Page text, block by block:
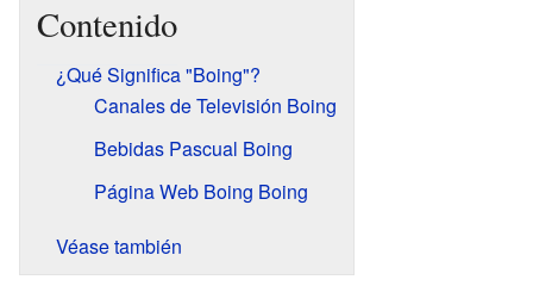
Contenido
¿Qué Significa "Boing"?
Canales de Televisión Boing
Bebidas Pascual Boing
Página Web Boing Boing
Véase también